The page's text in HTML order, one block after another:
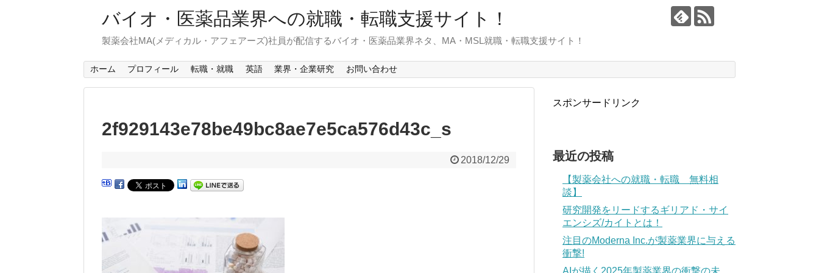
バイオ・医薬品業界への就職・転職支援サイト！
製薬会社MA(メディカル・アフェアーズ)社員が配信するバイオ・医薬品業界ネタ、MA・MSL就職・転職支援サイト！
ホーム プロフィール 転職・就職 英語 業界・企業研究 お問い合わせ
2f929143e78be49bc8ae7e5ca576d43c_s
2018/12/29
スポンサードリンク
最近の投稿
【製薬会社への就職・転職 無料相
談】
研究開発をリードするギリアド・サイ
エンシズ/カイトとは！
注目のModerna Inc.が製薬業界に与える
衝撃!